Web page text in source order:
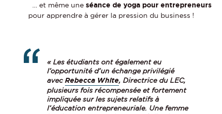
… et même uneséance de yoga pour entrepreneurs
pour apprendre à gérer la pression du business !
« Les étudiants ont également eu
l’opportunité d’un échange privilégié
avecRebecca White, Directrice du LEC,
plusieurs fois récompensée et fortement
impliquée sur les sujets relatifs à
l’éducation entrepreneuriale. Une femme